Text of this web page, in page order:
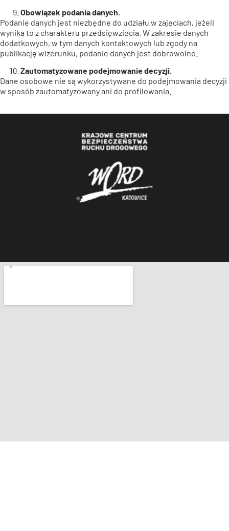
Obowiązek podania danych.
Podanie danych jest niezbędne do udziału w zajęciach, jeżeli
wynika to z charakteru przedsięwzięcia. W zakresie danych
dodatkowych, w tym danych kontaktowych lub zgody na
publikację wizerunku, podanie danych jest dobrowolne.
Zautomatyzowane podejmowanie decyzji.
Dane osobowe nie są wykorzystywane do podejmowania decyzji
w sposób zautomatyzowany ani do profilowania.